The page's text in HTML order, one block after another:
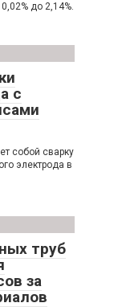
до 2,14%.
с
собой сварку
электрода в
труб
за